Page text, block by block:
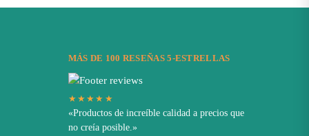
MÁS DE 100 RESEÑAS 5-ESTRELLAS
★★★★★
«Productos de increíble calidad a precios que
no creía posible.»